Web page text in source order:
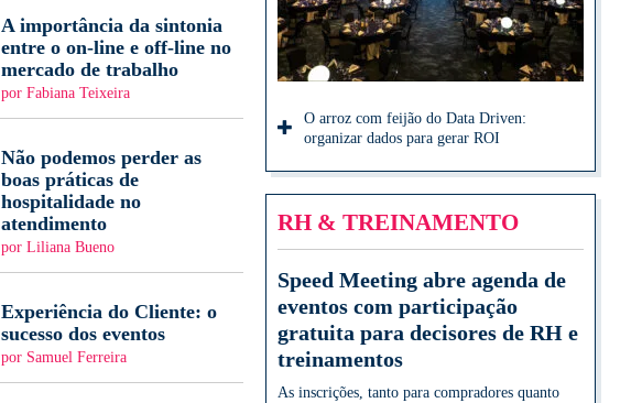
A importância da sintonia
entre o on-line e off-line no
mercado de trabalho
por Fabiana Teixeira
Não podemos perder as
boas práticas de
hospitalidade no
atendimento
por Liliana Bueno
Experiência do Cliente: o
sucesso dos eventos
por Samuel Ferreira
O arroz com feijão do Data Driven:
organizar dados para gerar ROI
RH & TREINAMENTO
Speed Meeting abre agenda de
eventos com participação
gratuita para decisores de RH e
treinamentos
As inscrições, tanto para compradores quanto